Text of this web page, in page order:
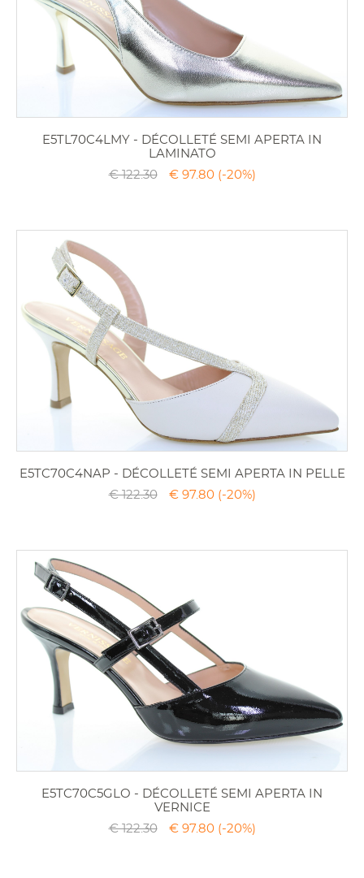
E5TL70C4LMY - DÉCOLLETÉ SEMI APERTA IN
LAMINATO
€ 122.30
€ 97.80(-20%)
E5TC70C4NAP - DÉCOLLETÉ SEMI APERTA IN PELLE
€ 122.30
€ 97.80(-20%)
E5TC70C5GLO - DÉCOLLETÉ SEMI APERTA IN
VERNICE
€ 122.30
€ 97.80(-20%)